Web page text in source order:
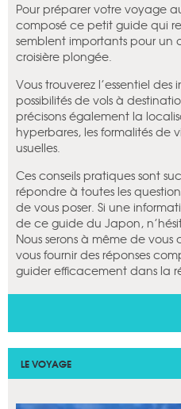
Pour préparer votre voyage
composé ce petit guide qui
semblent importants pour un
croisière plongée.
Vous trouverez l’essentiel
possibilités de vols à
précisons également la
hyperbares, les formalités de
usuelles.
Ces conseils pratiques sont
répondre à toutes les
de vous poser. Si une
de ce guide du Japon,
Nous serons à même de
vous fournir des réponses
guider efficacement dans la
LE VOYAGE